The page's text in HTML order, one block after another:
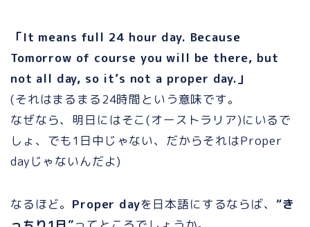
「It means full 24 hour day. Because
Tomorrow of course you will be there, but
not all day, so it’s not a proper day.」
(それはまるまる24時間という意味です。
なぜなら、明日にはそこ(オーストラリア)にいるで
しょ、でも1日中じゃない、だからそれはProper
dayじゃないんだよ)
なるほど。 Proper dayを日本語にするならば、 “き